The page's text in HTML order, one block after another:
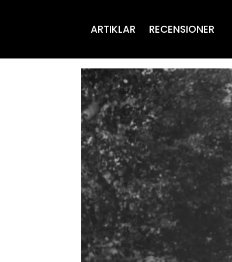
ARTIKLAR RECENSIONER